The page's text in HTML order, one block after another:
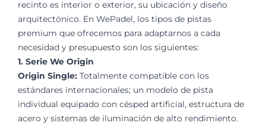
recinto es interior o exterior, su ubicación y diseño
arquitectónico. En WePadel, los tipos de pistas
premium que ofrecemos para adaptarnos a cada
necesidad y presupuesto son los siguientes:
1. Serie We Origin
Origin Single: Totalmente compatible con los
estándares internacionales; un modelo de pista
individual equipado con césped artificial, estructura de
acero y sistemas de iluminación de alto rendimiento.